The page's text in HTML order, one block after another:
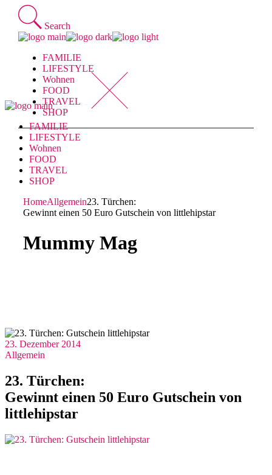
Skip
content
Search
FAMILIE
LIFESTYLE
Wohnen
FOOD
TRAVEL
SHOP
FAMILIE
LIFESTYLE
Wohnen
FOOD
TRAVEL
SHOP
HomeAllgemein23. Türchen:
Gewinnt einen 50 Euro Gutschein von littlehipstar
Mummy Mag
23. Dezember 2014
Allgemein
23. Türchen:
Gewinnt einen 50 Euro Gutschein von
littlehipstar